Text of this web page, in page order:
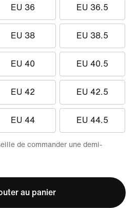
EU 36 EU 36.5
EU 38 EU 38.5
EU 40 EU 40.5
EU 42 EU 42.5
EU 44 EU 44.5
de commander une demi-
au panier